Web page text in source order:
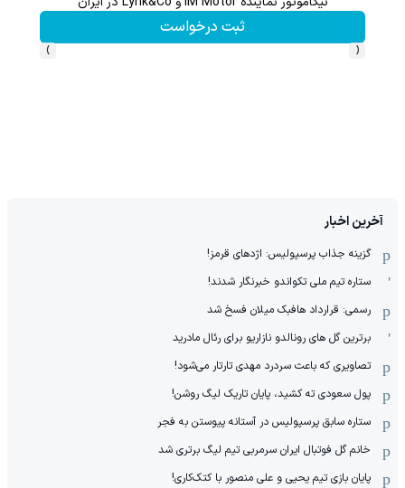
ثبت درخواست
‹
›
آخرین اخبار
گزینه جذاب پرسپولیس: اژدهای قرمز!
ستاره تیم ملی تکواندو خبرنگار شدند!
رسمی: قرارداد هافبک میلان فسخ شد
برترین گل های رونالدو نازاریو برای رئال مادرید
تصاویری که باعث سردرد مهدی تارتار می‌شود!
پول سعودی ته کشید، پایان تاریک لیگ روشن!
ستاره سابق پرسپولیس در آستانه پیوستن به فجر
خانم گل فوتبال ایران سرمربی تیم لیگ برتری شد
پایان بازی تیم یحیی و علی منصور با کتک‌کاری!